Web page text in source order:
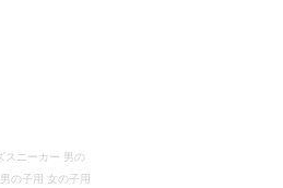
スニーカー 男の
の子用 女の子用